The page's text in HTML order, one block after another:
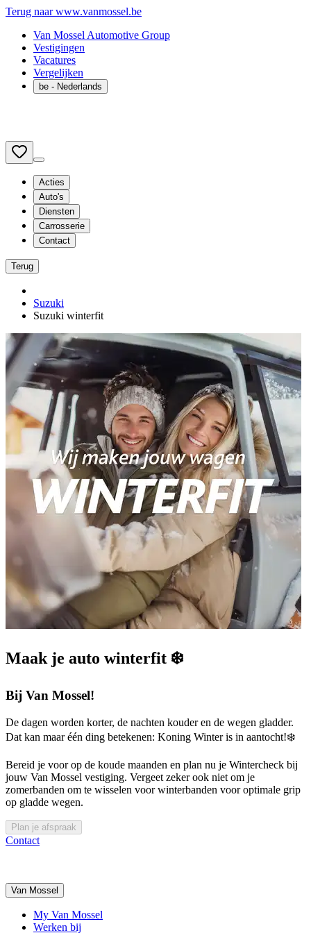
Terug naar www.vanmossel.be
Van Mossel Automotive Group
Vestigingen
Vacatures
Vergelijken
be - Nederlands
Acties
Auto's
Diensten
Carrosserie
Contact
Terug
Suzuki
Suzuki winterfit
Maak je auto winterfit ❄️
Bij Van Mossel!
De dagen worden korter, de nachten kouder en de wegen gladder.
Dat kan maar één ding betekenen: Koning Winter is in aantocht!❄️
Bereid je voor op de koude maanden en plan nu je Wintercheck bij
jouw Van Mossel vestiging. Vergeet zeker ook niet om je
zomerbanden om te wisselen voor winterbanden voor optimale grip
op gladde wegen.
Plan je afspraak
Contact
Van Mossel
My Van Mossel
Werken bij